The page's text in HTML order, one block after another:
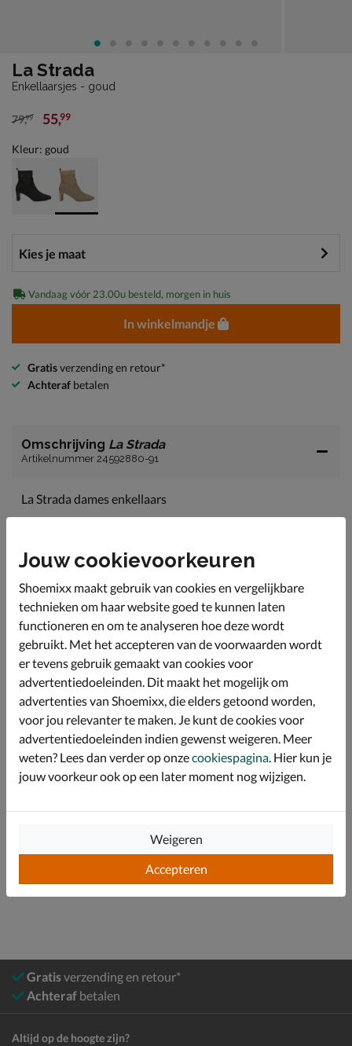
La Strada
Enkellaarsjes - goud
van € 79,99 voor € 55,99
79,99 55,99
Kleur: goud
Vandaag vóór 23.00u besteld, morgen in huis
In winkelmandje
Gratisverzending en retour*
Achteraf betalen
Omschrijving La Strada
Artikelnummer 24592880-91
La Strada dames enkellaars
comfortabel.
om de voet voelt.
Voorzien van een binnenzool van imitatieleer voor een
fijne demping.
Het voetbed is van kunstleer en zorgt voor een fijne
demping.
De rubberen loopzool is gripvast en heeft een hak met
een hoogte van 5 cm.
Specificaties
Enkellaarsjes
Gratisverzending en retour*
Achteraf betalen
Altijd op de hoogte zijn?
Jouw cookievoorkeuren
Shoemixx maakt gebruik van cookies en vergelijkbare
technieken om haar website goed te kunnen laten
functioneren en om te analyseren hoe deze wordt
gebruikt. Met het accepteren van de voorwaarden wordt
er tevens gebruik gemaakt van cookies voor
advertentiedoeleinden. Dit maakt het mogelijk om
advertenties van Shoemixx, die elders getoond worden,
voor jou relevanter te maken. Je kunt de cookies voor
advertentiedoeleinden indien gewenst weigeren. Meer
weten? Lees dan verder op onzecookiespagina . Hier kun je
jouw voorkeur ook op een later moment nog wijzigen.
Accepteren
Weigeren